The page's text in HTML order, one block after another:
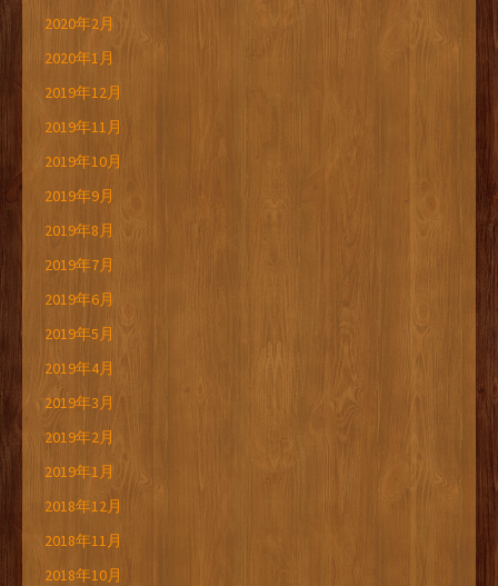
2020年2月
2020年1月
2019年12月
2019年11月
2019年10月
2019年9月
2019年8月
2019年7月
2019年6月
2019年5月
2019年4月
2019年3月
2019年2月
2019年1月
2018年12月
2018年11月
2018年10月